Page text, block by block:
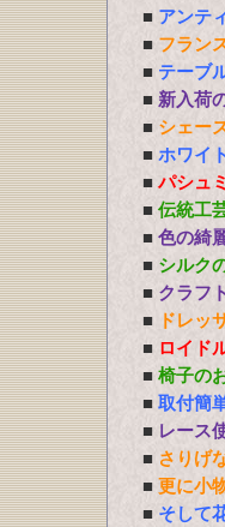
■ アンテ
■ フラン
■ テーブ
■ 新入荷
■ シェー
■ ホワイ
■ パシュ
■ 伝統工
■ 色の綺
■ シルク
■ クラフ
■
ドレッ
■ ロイド
■ 椅子の
■ 取付簡
■ レース
■ さりげ
■ 更に小
■ そして